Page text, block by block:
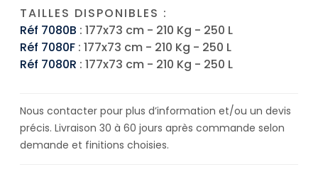
TAILLES DISPONIBLES :
Réf 7080B : 177x73 cm - 210 Kg - 250 L
Réf 7080F : 177x73 cm - 210 Kg - 250 L
Réf 7080R : 177x73 cm - 210 Kg - 250 L
Nous contacter pour plus d’information et/ou un devis
précis. Livraison 30 à 60 jours après commande selon
demande et finitions choisies.